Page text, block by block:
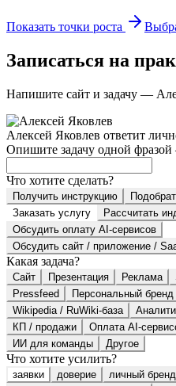
Показать точки роста
Записаться на
Напишите сайт и задачу —
Алексей Яковлев ответит
Опишите задачу одной
Что хотите сделать?
Получить инструкцию
Заказать услугу
Рассчитать
Обсудить оплату AI-сервисов
Обсудить сайт / приложение /
Какая задача?
Сайт Презентация Реклама
Pressfeed
Персональный бренд
Wikipedia / RuWiki-база
КП / продажи
Оплата AI-
ИИ для команды
Другое
Что хотите усилить?
заявки доверие личный бренд